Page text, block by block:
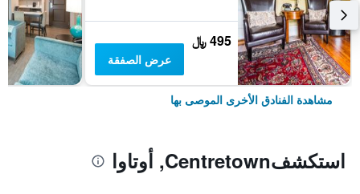
495 ﷼
عرض الصفقة
مشاهدة الفنادق الأخرى الموصى بها
استكشفCentretown, أوتاوا